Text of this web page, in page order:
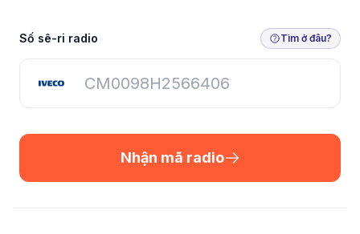
Nhận mã radio
Số sê-ri radio Tìm ở đâu?
Nhận mã radio